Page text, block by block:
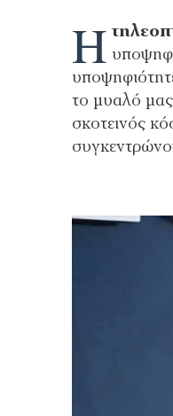
Η
το μυαλό μας
σκοτεινός